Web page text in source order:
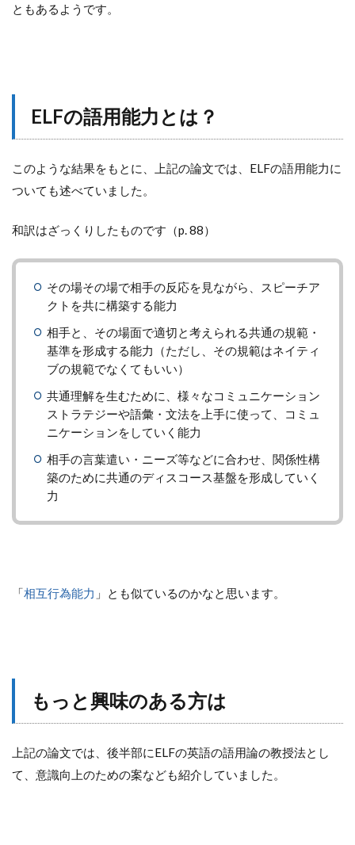
ともあるようです。
ELFの語用能力とは？
このような結果をもとに、上記の論文では、ELFの語用能力に
ついても述べていました。
和訳はざっくりしたものです（p. 88）
その場その場で相手の反応を見ながら、スピーチア
クトを共に構築する能力
相手と、その場面で適切と考えられる共通の規範・
基準を形成する能力（ただし、その規範はネイティ
ブの規範でなくてもいい）
共通理解を生むために、様々なコミュニケーション
ストラテジーや語彙・文法を上手に使って、コミュ
ニケーションをしていく能力
相手の言葉遣い・ニーズ等などに合わせ、関係性構
築のために共通のディスコース基盤を形成していく
力
「相互行為能力 」とも似ているのかなと思います。
もっと興味のある方は
上記の論文では、後半部にELFの英語の語用論の教授法とし
て、意識向上のための案なども紹介していました。